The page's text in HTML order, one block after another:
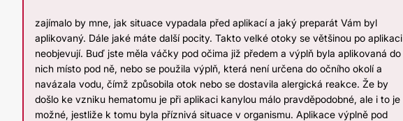
zajímalo by mne, jak situace vypadala před aplikací a jaký preparát Vám byl
aplikovaný. Dále jaké máte další pocity. Takto velké otoky se většinou po aplikaci
neobjevují. Buď jste měla váčky pod očima již předem a výplň byla aplikovaná do
nich místo pod ně, nebo se použila výplň, která není určena do očního okolí a
navázala vodu, čímž způsobila otok nebo se dostavila alergická reakce. Že by
došlo ke vzniku hematomu je při aplikaci kanylou málo pravděpodobné, ale i to je
možné, jestliže k tomu byla příznivá situace v organismu. Aplikace výplně pod